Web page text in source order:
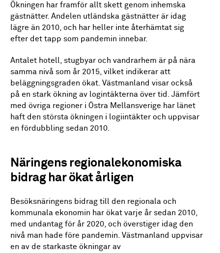
Ökningen har framför allt skett genom inhemska
gästnätter. Andelen utländska gästnätter är idag
lägre än 2010, och har heller inte återhämtat sig
efter det tapp som pandemin innebar.
Antalet hotell, stugbyar och vandrarhem är på nära
samma nivå som år 2015, vilket indikerar att
beläggningsgraden ökat. Västmanland visar också
på en stark ökning av logintäkterna över tid. Jämfört
med övriga regioner i Östra Mellansverige har länet
haft den största ökningen i logiintäkter och uppvisar
en fördubbling sedan 2010.
Näringens regionalekonomiska
bidrag har ökat årligen
Besöksnäringens bidrag till den regionala och
kommunala ekonomin har ökat varje år sedan 2010,
med undantag för år 2020, och överstiger idag den
nivå man hade före pandemin. Västmanland uppvisar
en av de starkaste ökningar av